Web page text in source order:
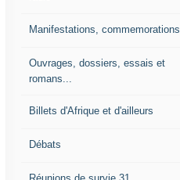
Manifestations, commemorations
Ouvrages, dossiers, essais et
romans...
Billets d'Afrique et d'ailleurs
Débats
Réunions de survie 31